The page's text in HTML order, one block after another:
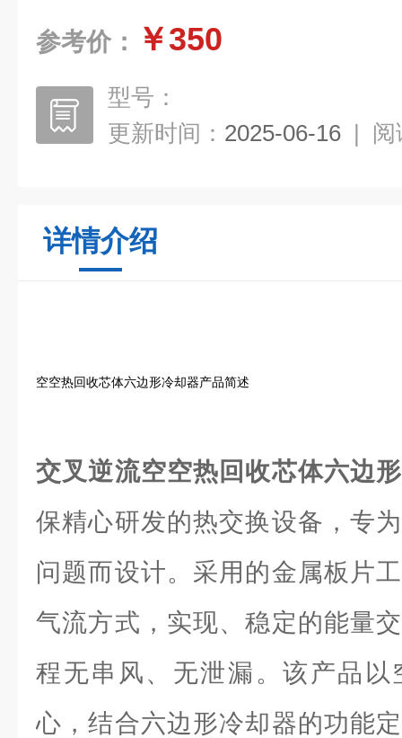
参考价： ￥350
型号：
更新时间： 2025-06-16 | 阅
详情介绍
空空热回收芯体六边形冷却器产品简述
交叉逆流空空热回收芯体六边
保精心研发的热交换设备，专
问题而设计。采用的金属板片
气流方式，实现、稳定的能量
程无串风、无泄漏。该产品以
心，结合六边形冷却器的功能